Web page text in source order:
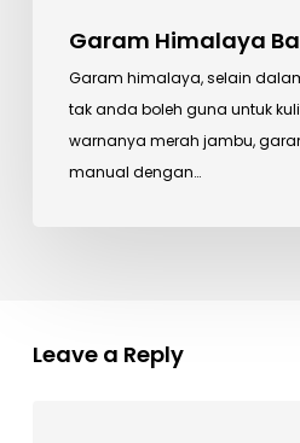
Garam Himalaya
Garam himalaya, selain
tak anda boleh guna untuk
warnanya merah jambu,
manual dengan…
Leave a Reply